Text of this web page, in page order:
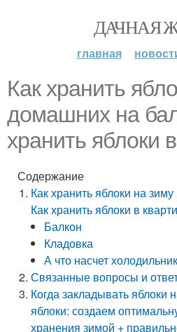
ДАЧНАЯ
главная
Как хранить
домашних на
хранить яблоки
Содержание
Как хранить яблоки на
Как хранить яблоки в
Балкон
Кладовка
А что насчет
Связанные вопросы и
Когда закладывать яблоки
яблоки: создаем
хранения зимой +